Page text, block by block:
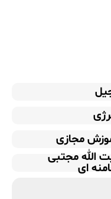
مجازی
الله مجتبی
ای